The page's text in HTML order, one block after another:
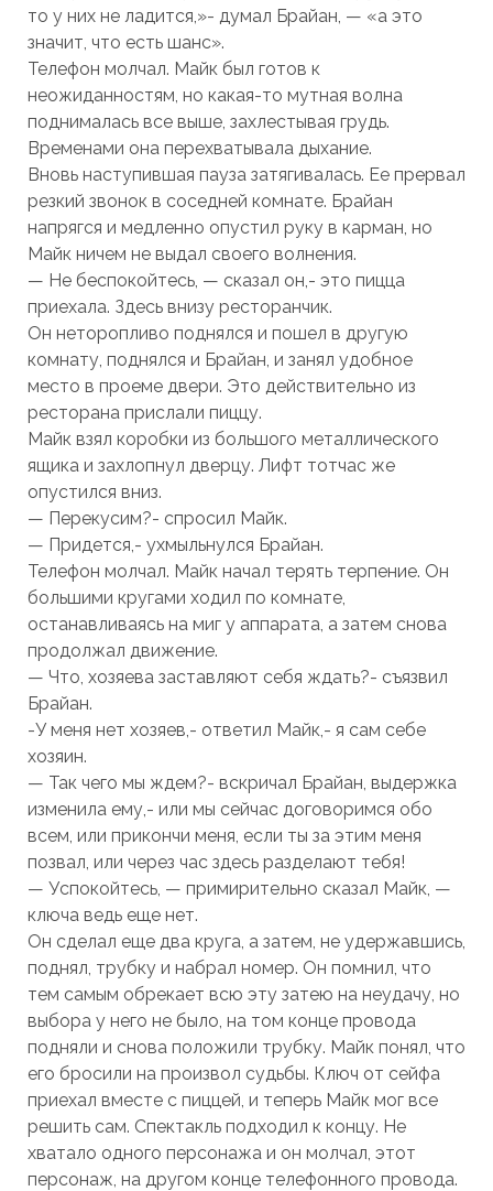
то у них не ладится,»- думал Брайан, — «а это
значит, что есть шанс».
Телефон молчал. Майк был готов к
неожиданностям, но какая-то мутная волна
поднималась все выше, захлестывая грудь.
Временами она перехватывала дыхание.
Вновь наступившая пауза затягивалась. Ее прервал
резкий звонок в соседней комнате. Брайан
напрягся и медленно опустил руку в карман, но
Майк ничем не выдал своего волнения.
— Не беспокойтесь, — сказал он,- это пицца
приехала. Здесь внизу ресторанчик.
Он неторопливо поднялся и пошел в другую
комнату, поднялся и Брайан, и занял удобное
место в проеме двери. Это действительно из
ресторана прислали пиццу.
Майк взял коробки из большого металлического
ящика и захлопнул дверцу. Лифт тотчас же
опустился вниз.
— Перекусим?- спросил Майк.
— Придется,- ухмыльнулся Брайан.
Телефон молчал. Майк начал терять терпение. Он
большими кругами ходил по комнате,
останавливаясь на миг у аппарата, а затем снова
продолжал движение.
— Что, хозяева заставляют себя ждать?- съязвил
Брайан.
-У меня нет хозяев,- ответил Майк,- я сам себе
хозяин.
— Так чего мы ждем?- вскричал Брайан, выдержка
изменила ему,- или мы сейчас договоримся обо
всем, или прикончи меня, если ты за этим меня
позвал, или через час здесь разделают тебя!
— Успокойтесь, — примирительно сказал Майк, —
ключа ведь еще нет.
Он сделал еще два круга, а затем, не удержавшись,
поднял, трубку и набрал номер. Он помнил, что
тем самым обрекает всю эту затею на неудачу, но
выбора у него не было, на том конце провода
подняли и снова положили трубку. Майк понял, что
его бросили на произвол судьбы. Ключ от сейфа
приехал вместе с пиццей, и теперь Майк мог все
решить сам. Спектакль подходил к концу. Не
хватало одного персонажа и он молчал, этот
персонаж, на другом конце телефонного провода.